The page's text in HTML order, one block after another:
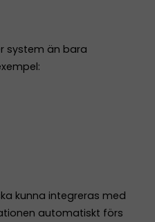
system än bara
kunna integreras med
automatiskt förs